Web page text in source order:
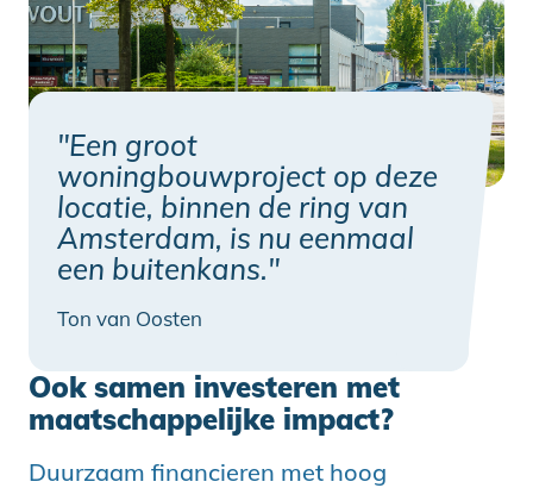
"Een groot
woningbouwproject op deze
locatie, binnen de ring van
Amsterdam, is nu eenmaal
een buitenkans."
Ton van Oosten
Ook samen investeren met
maatschappelijke impact?
Duurzaam financieren met hoog